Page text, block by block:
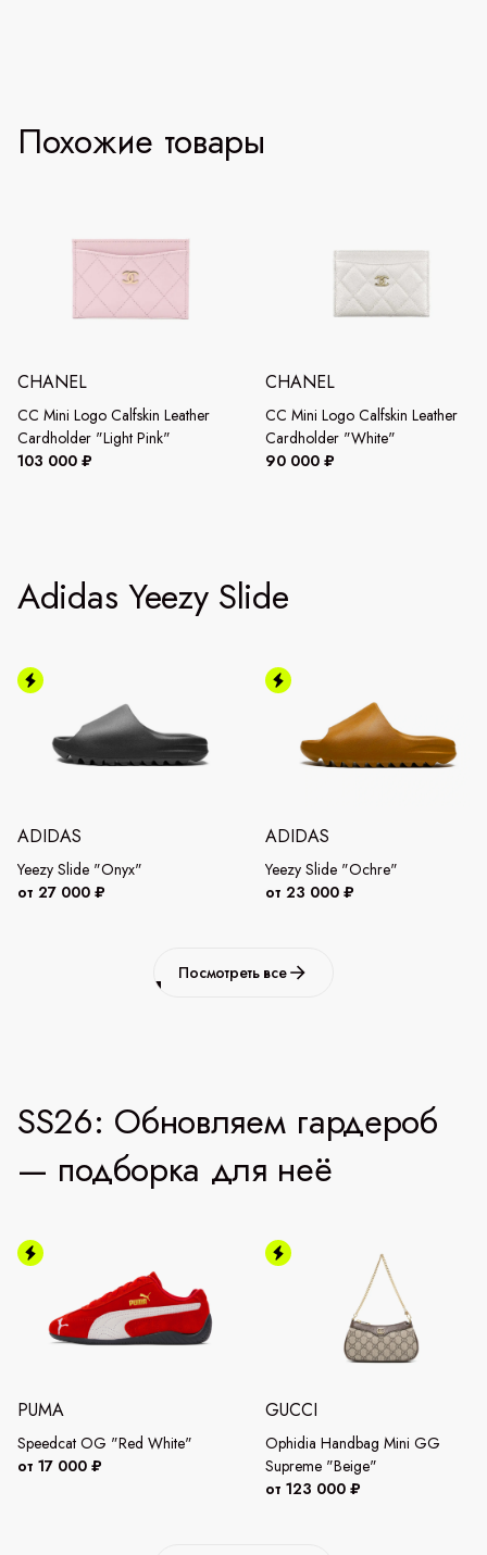
Похожие товары
CHANEL
СС Mini Logo Calfskin Leather
Cardholder "Light Pink"
103 000 ₽
CHANEL
СС Mini Logo Calfskin Leather
Cardholder "White"
90 000 ₽
Adidas Yeezy Slide
ADIDAS
Yeezy Slide "Onyx"
от 27 000 ₽
ADIDAS
Yeezy Slide "Ochre"
от 23 000 ₽
Посмотреть все
SS26: Обновляем гардероб
— подборка для неё
PUMA
Speedcat OG "Red White"
от 17 000 ₽
GUCCI
Ophidia Handbag Mini GG
Supreme "Beige"
от 123 000 ₽